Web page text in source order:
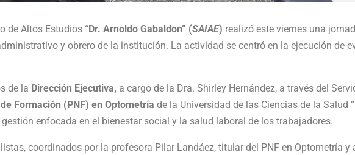
de Altos Estudios “Dr. Arnoldo Gabaldon” (SAIAE) realizó este viernes una
y obrero de la institución. La actividad se centró en la ejecución de
de la Dirección Ejecutiva, a cargo de la Dra. Shirley Hernández, a través del
Formación (PNF) en Optometría de la Universidad de las Ciencias de la Salud
enfocada en el bienestar social y la salud laboral de los trabajadores.
coordinados por la profesora Pilar Landáez, titular del PNF en Optometría y